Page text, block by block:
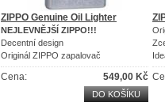
ZIPPO Genuine Oil Lighter
NEJLEVNĚJŠÍ ZIPPO!!!
Decentní design
Originál ZIPPO zapalovač
549,00 Kč
Cena:
DO KOŠÍKU